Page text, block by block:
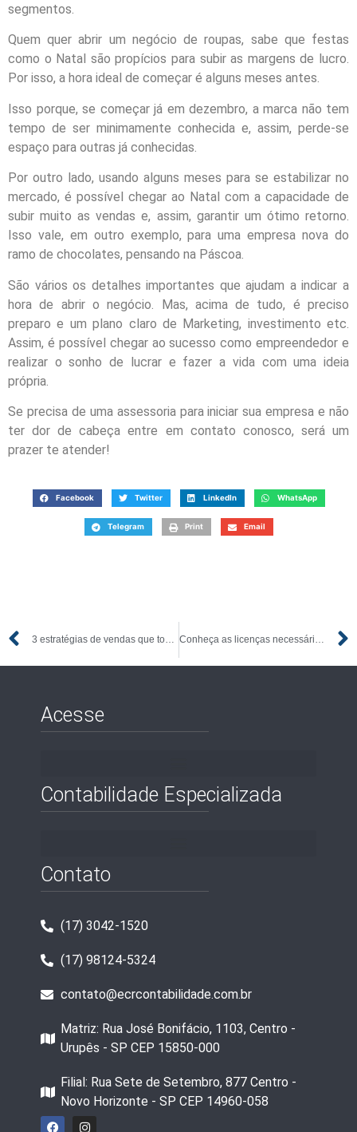
segmentos.
Quem quer abrir um negócio de roupas, sabe que festas
como o Natal são propícios para subir as margens de lucro.
Por isso, a hora ideal de começar é alguns meses antes.
Isso porque, se começar já em dezembro, a marca não tem
tempo de ser minimamente conhecida e, assim, perde-se
espaço para outras já conhecidas.
Por outro lado, usando alguns meses para se estabilizar no
mercado, é possível chegar ao Natal com a capacidade de
subir muito as vendas e, assim, garantir um ótimo retorno.
Isso vale, em outro exemplo, para uma empresa nova do
ramo de chocolates, pensando na Páscoa.
São vários os detalhes importantes que ajudam a indicar a
hora de abrir o negócio. Mas, acima de tudo, é preciso
preparo e um plano claro de Marketing, investimento etc.
Assim, é possível chegar ao sucesso como empreendedor e
realizar o sonho de lucrar e fazer a vida com uma ideia
própria.
Se precisa de uma assessoria para iniciar sua empresa e não
ter dor de cabeça entre em contato conosco, será um
prazer te atender!
Facebook Twitter LinkedIn WhatsApp
Telegram Print Email
3 estratégias de vendas que todo empreendedor precisa saber Conheça as licenças necessárias para abrir uma empresa
Acesse
Contabilidade Especializada
Contato
(17) 3042-1520
(17) 98124-5324
contato@ecrcontabilidade.com.br
Matriz: Rua José Bonifácio, 1103, Centro -
Urupês - SP CEP 15850-000
Filial: Rua Sete de Setembro, 877 Centro -
Novo Horizonte - SP CEP 14960-058